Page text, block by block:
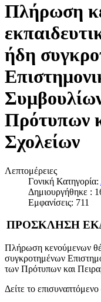
Πλήρωση
ήδη
Πρότυπων
Σχολείων
Λεπτομέρειες
Γονική Κατηγορία:
Δημιουργήθηκε :
Εμφανίσεις: 711
ΠΡΟΣΚΛΗΣΗ
Πλήρωση κενούμενων
συγκροτημένων
των Πρότυπων και
Δείτε το επισυναπτόμενο